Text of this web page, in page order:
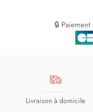
🔒
Livraison à domicile